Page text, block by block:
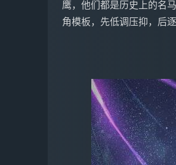
鹰，他们都是历史上的名